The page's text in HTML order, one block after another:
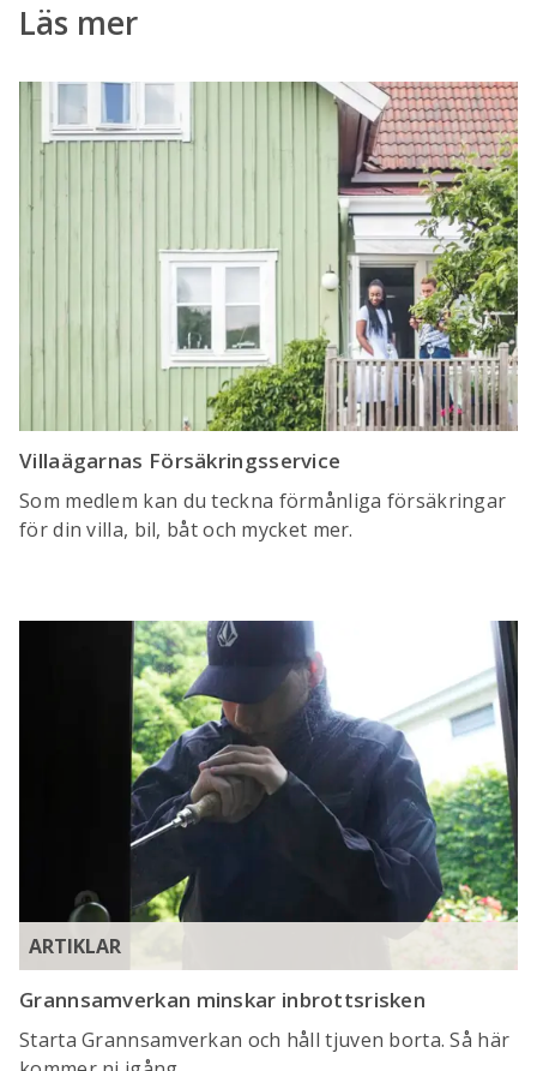
Läs mer
Villaägarnas Försäkringsservice
Som medlem kan du teckna förmånliga försäkringar
för din villa, bil, båt och mycket mer.
ARTIKLAR
Grannsamverkan minskar inbrottsrisken
Starta Grannsamverkan och håll tjuven borta. Så här